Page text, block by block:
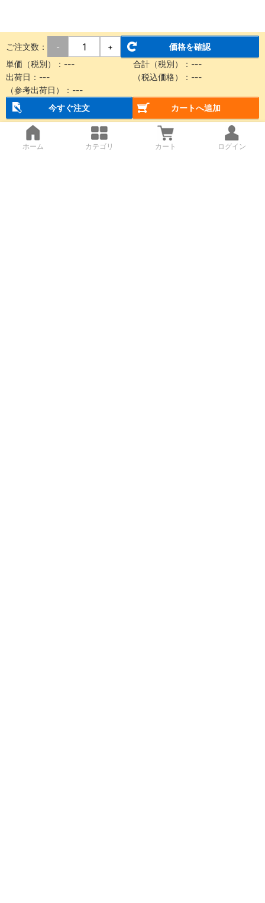
ご注文数： - +
価格を確認
単価（税別）：---
合計（税別）：---
出荷日：---
（税込価格）：---
（参考出荷日）：---
今すぐ注文
カートへ追加
ホーム カテゴリ カート ログイン